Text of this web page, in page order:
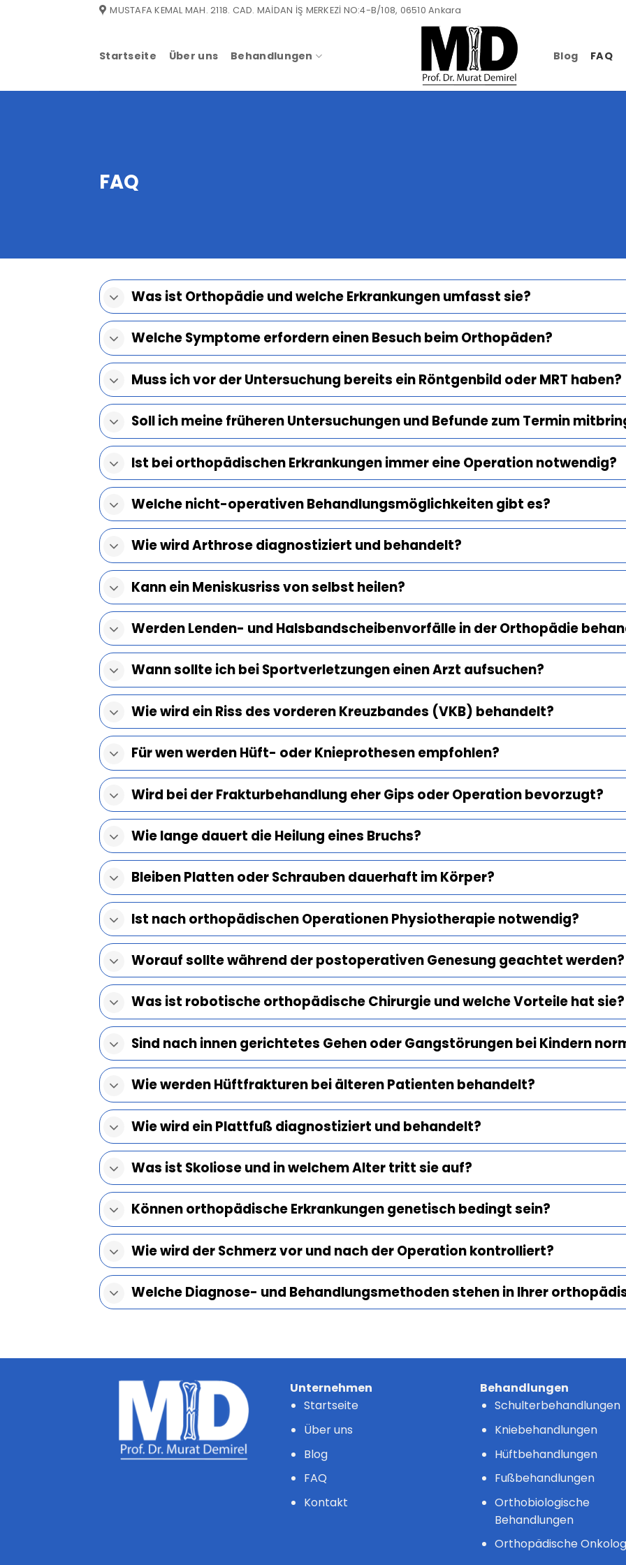
MUSTAFA KEMAL MAH. 2118. CAD. MAİDAN İŞ MERKEZİ NO:4-B/108, 06510 Ankara
Startseite Über uns Behandlungen Blog FAQ
FAQ
Was ist Orthopädie und welche Erkrankungen umfasst sie?
Welche Symptome erfordern einen Besuch beim Orthopäden?
Muss ich vor der Untersuchung bereits ein Röntgenbild oder MRT haben?
Soll ich meine früheren Untersuchungen und Befunde zum Termin
Ist bei orthopädischen Erkrankungen immer eine Operation notwendig?
Welche nicht-operativen Behandlungsmöglichkeiten gibt es?
Wie wird Arthrose diagnostiziert und behandelt?
Kann ein Meniskusriss von selbst heilen?
Werden Lenden- und Halsbandscheibenvorfälle in der Orthopädie
Wann sollte ich bei Sportverletzungen einen Arzt aufsuchen?
Wie wird ein Riss des vorderen Kreuzbandes (VKB) behandelt?
Für wen werden Hüft- oder Knieprothesen empfohlen?
Wird bei der Frakturbehandlung eher Gips oder Operation bevorzugt?
Wie lange dauert die Heilung eines Bruchs?
Bleiben Platten oder Schrauben dauerhaft im Körper?
Ist nach orthopädischen Operationen Physiotherapie notwendig?
Worauf sollte während der postoperativen Genesung geachtet werden?
Was ist robotische orthopädische Chirurgie und welche Vorteile hat sie?
Sind nach innen gerichtetes Gehen oder Gangstörungen bei Kindern
Wie werden Hüftfrakturen bei älteren Patienten behandelt?
Wie wird ein Plattfuß diagnostiziert und behandelt?
Was ist Skoliose und in welchem Alter tritt sie auf?
Können orthopädische Erkrankungen genetisch bedingt sein?
Wie wird der Schmerz vor und nach der Operation kontrolliert?
Welche Diagnose- und Behandlungsmethoden stehen in Ihrer
Unternehmen
Startseite
Über uns
Blog
FAQ
Kontakt
Behandlungen
Schulterbehandlungen
Kniebehandlungen
Hüftbehandlungen
Fußbehandlungen
Orthobiologische
Behandlungen
Orthopädische